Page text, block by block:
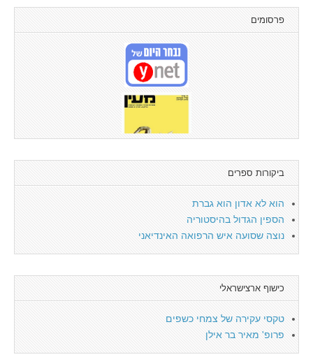
פרסומים
ביקורות ספרים
הוא לא אדון הוא גברת
הספין הגדול בהיסטוריה
נוצה שסועה איש הרפואה האינדיאני
כישוף ארצישראלי
טקסי עקירה של צמחי כשפים
פרופ' מאיר בר אילן